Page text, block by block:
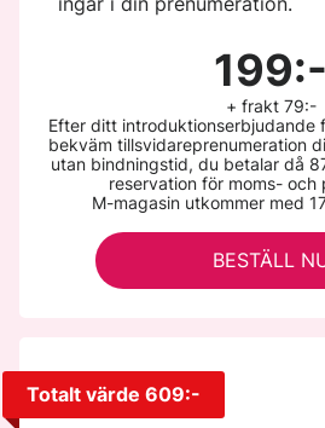
199:-
+ frakt 79:-
Efter ditt introduktionserbjudande
bekväm tillsvidareprenumeration
utan bindningstid, du betalar då
reservation för moms- och
M-magasin utkommer med
BESTÄLL
Totalt värde 609:-